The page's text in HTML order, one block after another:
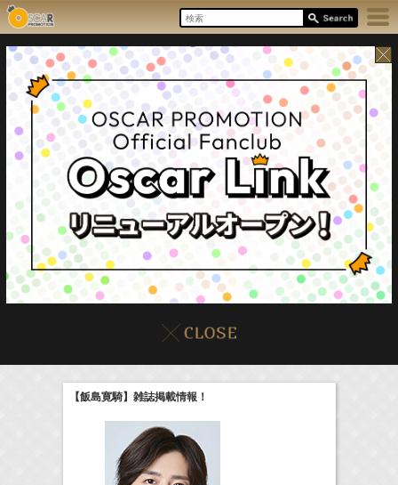
本日の出演情報8/8(Sat)
17:55-18:00
(Radio)
18:30-18:56
一泊家族
19:30-19:45
Radio)
【飯島寛騎】雑誌掲載情報！